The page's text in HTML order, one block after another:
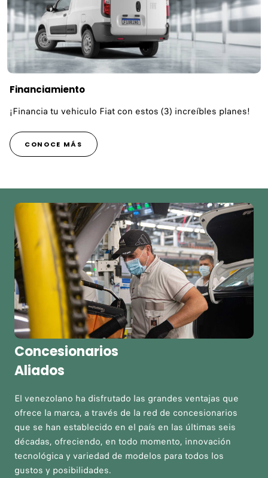
Financiamiento
¡Financia tu vehiculo Fiat con estos (3) increíbles planes!
CONOCE MÁS
Concesionarios
Aliados
El venezolano ha disfrutado las grandes ventajas que
ofrece la marca, a través de la red de concesionarios
que se han establecido en el país en las últimas seis
décadas, ofreciendo, en todo momento, innovación
tecnológica y variedad de modelos para todos los
gustos y posibilidades.